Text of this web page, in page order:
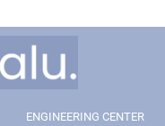
ENGINEERING CENTER